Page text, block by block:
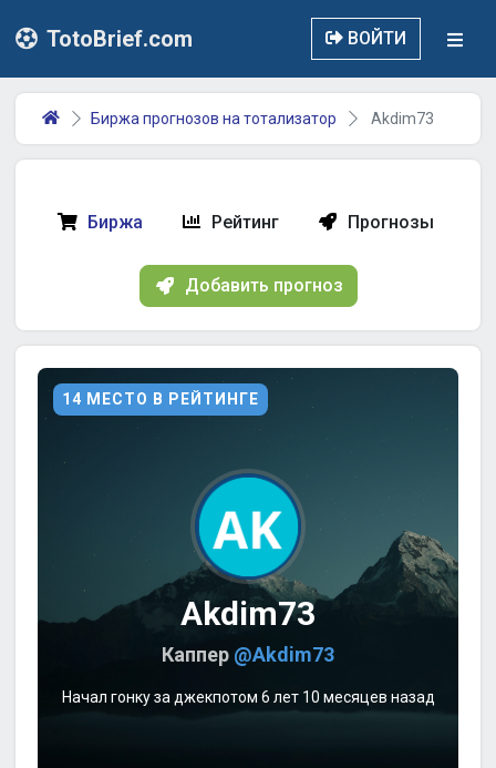
TotoBrief.com ВОЙТИ
Биржа прогнозов на тотализатор Akdim73
Биржа Рейтинг Прогнозы
Добавить прогноз
14 МЕСТО В РЕЙТИНГЕ
Akdim73
Каппер @Akdim73
Начал гонку за джекпотом 6 лет 10 месяцев назад